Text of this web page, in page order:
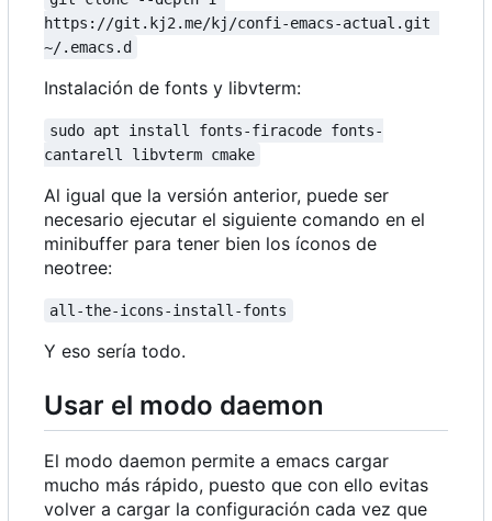
https://git.kj2.me/kj/confi-emacs-actual.git
~/.emacs.d
Instalación de fonts y libvterm:
sudo apt install fonts-firacode fonts-
cantarell libvterm cmake
Al igual que la versión anterior, puede ser
necesario ejecutar el siguiente comando en el
minibuffer para tener bien los íconos de
neotree:
all-the-icons-install-fonts
Y eso sería todo.
Usar el modo daemon
El modo daemon permite a emacs cargar
mucho más rápido, puesto que con ello evitas
volver a cargar la configuración cada vez que